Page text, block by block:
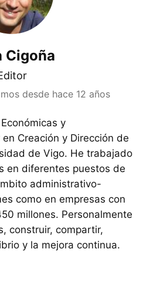
Cigoña
desde hace 12 años
y
Creación y Dirección de
de Vigo. He trabajado
en diferentes puestos de
administrativo-
como en empresas con
millones. Personalmente
construir, compartir,
y la mejora continua.